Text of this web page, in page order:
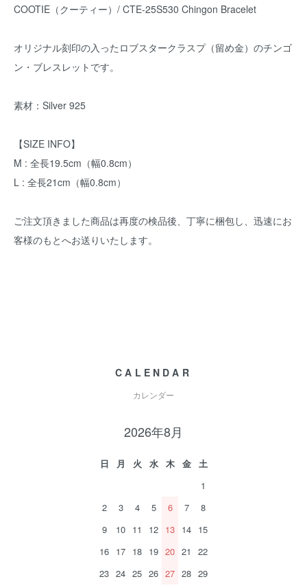
COOTIE（クーティー）/ CTE-25S530 Chingon Bracelet
オリジナル刻印の入ったロブスタークラスプ（留め金）のチンゴ
ン・ブレスレットです。
素材：Silver 925
【SIZE INFO】
M : 全長19.5cm（幅0.8cm）
L : 全長21cm（幅0.8cm）
ご注文頂きました商品は再度の検品後、丁寧に梱包し、迅速にお
客様のもとへお送りいたします。
CALENDAR
カレンダー
2026年8月
日 月 火 水 木 金
土
1
2
3 4 5 6 7
8
9
10 11 12 13 14 15
16 17 18 19 20 21
22
23 24 25 26 27 28 29